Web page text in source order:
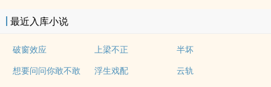
最近入库小说
破窗效应 上梁不正
半坏
想要问问你敢不敢
浮生戏配 云轨